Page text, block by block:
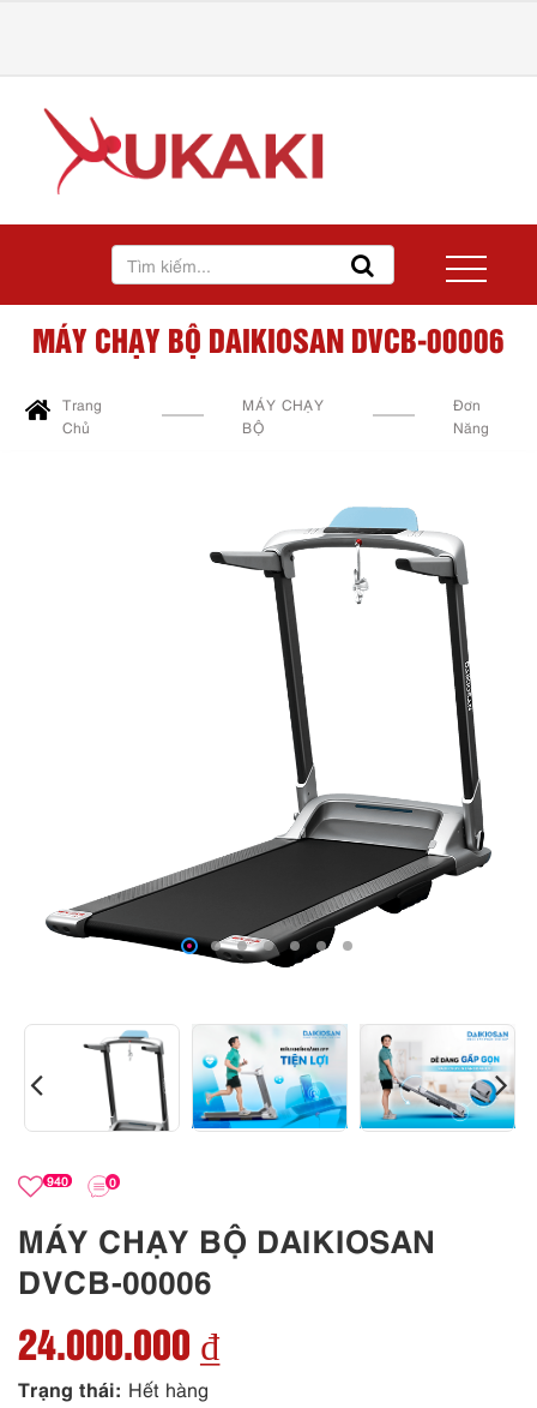
MÁY CHẠY BỘ DAIKIOSAN DVCB-00006
Trang
Chủ
MÁY CHẠY
BỘ
Đơn
Năng
940 0
MÁY CHẠY BỘ DAIKIOSAN
DVCB-00006
24.000.000 ₫
Trạng thái: Hết hàng